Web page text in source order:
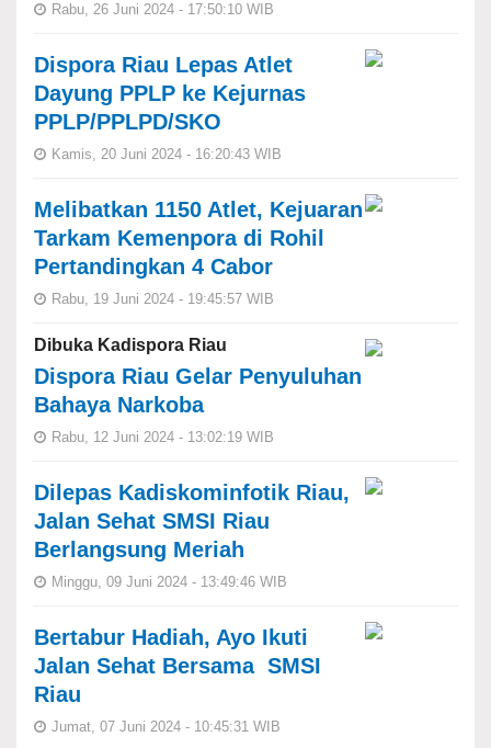
Rabu, 26 Juni 2024 - 17:50:10 WIB
Dispora Riau Lepas Atlet
Dayung PPLP ke Kejurnas
PPLP/PPLPD/SKO
Kamis, 20 Juni 2024 - 16:20:43 WIB
Melibatkan 1150 Atlet, Kejuaran
Tarkam Kemenpora di Rohil
Pertandingkan 4 Cabor
Rabu, 19 Juni 2024 - 19:45:57 WIB
Dibuka Kadispora Riau
Dispora Riau Gelar Penyuluhan
Bahaya Narkoba
Rabu, 12 Juni 2024 - 13:02:19 WIB
Dilepas Kadiskominfotik Riau,
Jalan Sehat SMSI Riau
Berlangsung Meriah
Minggu, 09 Juni 2024 - 13:49:46 WIB
Bertabur Hadiah, Ayo Ikuti
Jalan Sehat Bersama SMSI
Riau
Jumat, 07 Juni 2024 - 10:45:31 WIB